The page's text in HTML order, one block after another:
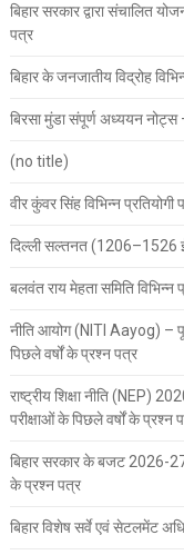
बिहार सरकार द्वारा संचालित
पत्र
बिहार के जनजातीय विद्रोह
बिरसा मुंडा संपूर्ण अध्ययन नोट्स
(no title)
वीर कुंवर सिंह विभिन्न
दिल्ली सल्तनत (1206–1526 ई.)
बलवंत राय मेहता समिति विभिन्न
नीति आयोग (NITI Aayog) –
पिछले वर्षों के प्रश्न पत्र
राष्ट्रीय शिक्षा नीति (NEP)
परीक्षाओं के पिछले वर्षों के प्रश्न
बिहार सरकार के बजट 2026-27
के प्रश्न पत्र
बिहार विशेष सर्वे एवं सेटलमेंट